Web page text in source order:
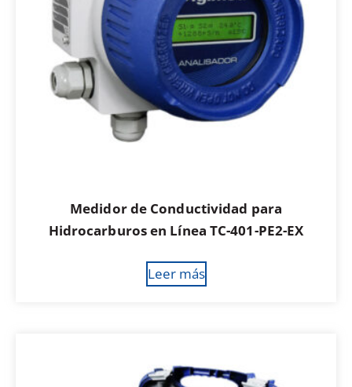
Medidor de Conductividad para
Hidrocarburos en Línea TC-401-PE2-EX
Leer más